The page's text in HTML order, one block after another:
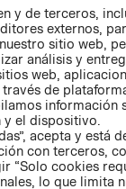
y de terceros,
externos,
sitio web,
análisis y
web,
de
información
el dispositivo.
acepta y está
con terceros,
“Solo cookies
lo que limita